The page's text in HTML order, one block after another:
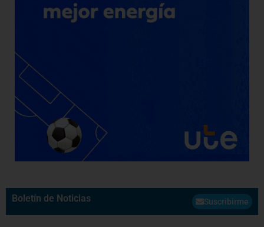
Boletín de Noticias Suscribirme